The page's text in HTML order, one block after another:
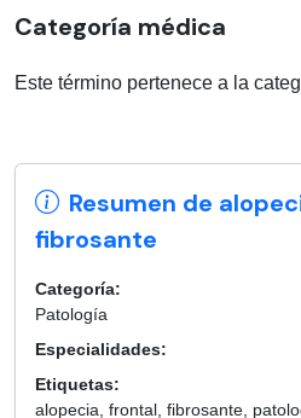
Categoría médica
Este término pertenece a la
Resumen de
fibrosante
Categoría:
Patología
Especialidades:
Etiquetas:
alopecia, frontal, fibrosante,